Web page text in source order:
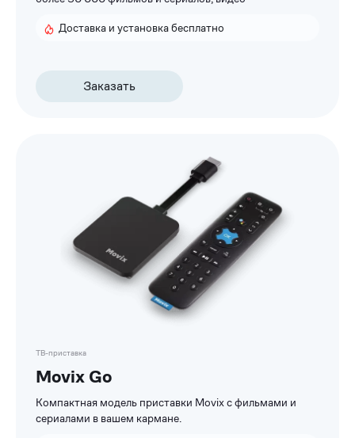
Доставка и установка бесплатно
Заказать
ТВ-приставка
Movix Go
Компактная модель приставки Movix с фильмами и
сериалами в вашем кармане.